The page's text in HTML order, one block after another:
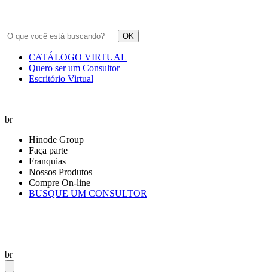
OK
CATÁLOGO VIRTUAL
Quero ser um Consultor
Escritório Virtual
br
Hinode Group
Faça parte
Franquias
Nossos Produtos
Compre On-line
BUSQUE UM CONSULTOR
br